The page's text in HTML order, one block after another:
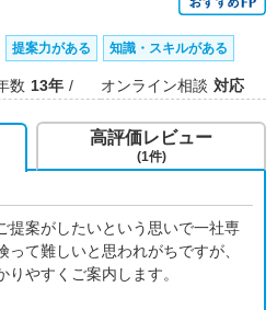
提案力がある 知識・スキルがある
数 13年 オンライン相談 対応
提案がしたいという思いで一社専
て難しいと思われがちですが、
やすくご案内します。
高評価レビュー
(1件)